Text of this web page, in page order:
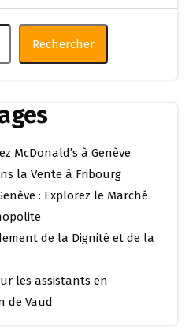
Rechercher
McDonald’s à Genève
la Vente à Fribourg
: Explorez le Marché
de la Dignité et de la
les assistants en
de Vaud